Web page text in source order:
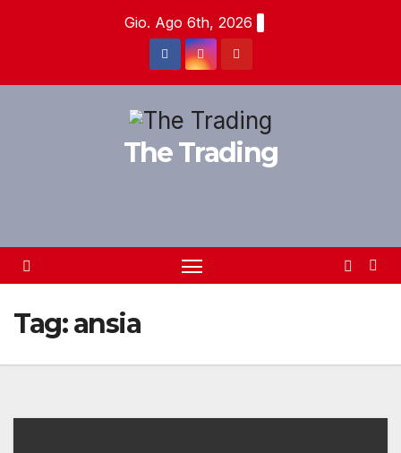
Gio. Ago 6th, 2026
The Trading
Tag:ansia